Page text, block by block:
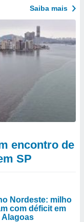
Saiba mais
encontro de
SP
Nordeste: milho
com déficit em
Alagoas